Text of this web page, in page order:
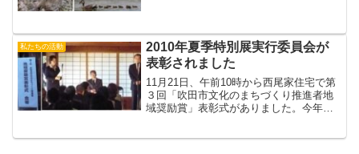
のカルガモ親子（１～３：藤白台の上田
さん撮影）４：千里第４緑...
私たちの活動
2010年夏季特別展実行委員会が
表彰されました
11月21日、午前10時から西尾家住宅で第
３回「吹田市文化のまちづくり推進者地
域奨励賞」表彰式がありました。今年の